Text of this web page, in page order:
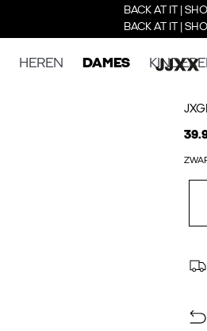
BACK AT IT |
BACK AT IT |
HEREN DAMES